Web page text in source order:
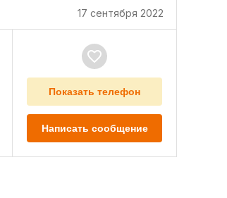
17 сентября 2022
Показать телефон
Написать сообщение